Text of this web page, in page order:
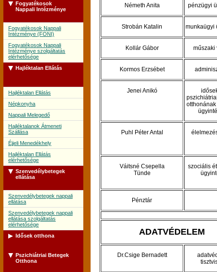
Támogató szolgálat
szolgáltatás elérhetősége
Fogyatékosok
Nappali Intézménye
Fogyatékosok Nappali
Intézménye (FONI)
Fogyatékosok Nappali
Intézménye szolgáltatás
elérhetősége
Hajléktalan Ellátás
Hajléktalan Ellátás
Népkonyha
Nappali Melegedő
Hajléktalanok Átmeneti
Szállása
Éjjeli Menedékhely
Hajléktalan Ellátás
elérhetősége
Szenvedélybetegek
ellátása
Szenvedélybetegek nappali
ellátása
Szenvedélybetegek nappali
ellátása szolgáltatás
elérhetősége
Idősek otthona
Idősek Otthona
Pszichiátriai Betegek
Otthona
Németh Anita pénzügyi
Strobán Katalin munkaügyi
Kollár Gábor műszaki
Kormos Erzsébet
Jenei Anikó
Puhl Péter Antal
Váitsné Csepella
Tünde
szociális
Pénztár
ADATVÉDELEM
Dr.Csige Bernadett